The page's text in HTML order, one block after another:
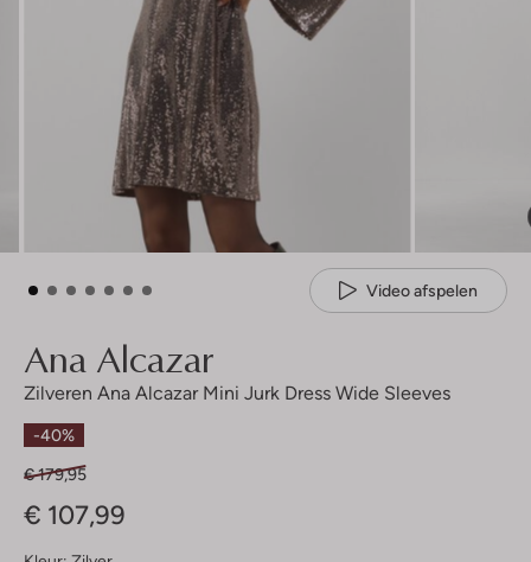
Video afspelen
Ana Alcazar
Zilveren Ana Alcazar Mini Jurk Dress Wide Sleeves
-40%
€ 179,95
€ 107,99